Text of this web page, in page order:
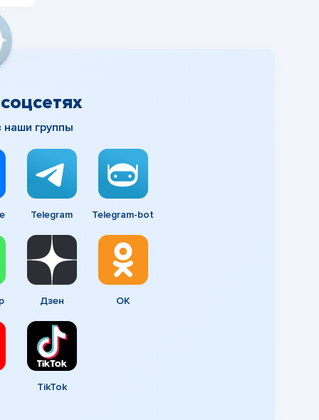
наши группы
Telegram Telegram-bot
Дзен ОК
TikTok